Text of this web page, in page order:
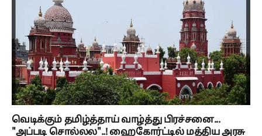
வெடிக்கும் தமிழ்த்தாய் வாழ்த்து பிரச்சனை...
"அப்படி சொல்லல"..! ஹைகோர்ட்டில் மத்திய அரசு